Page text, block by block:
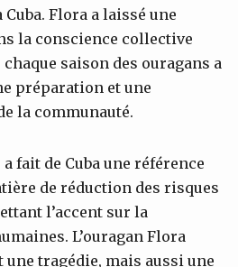
Flora a laissé une
la conscience collective
saison des ouragans a
préparation et une
la communauté.
fait de Cuba une référence
de réduction des risques
l’accent sur la
L’ouragan Flora
une tragédie, mais aussi une